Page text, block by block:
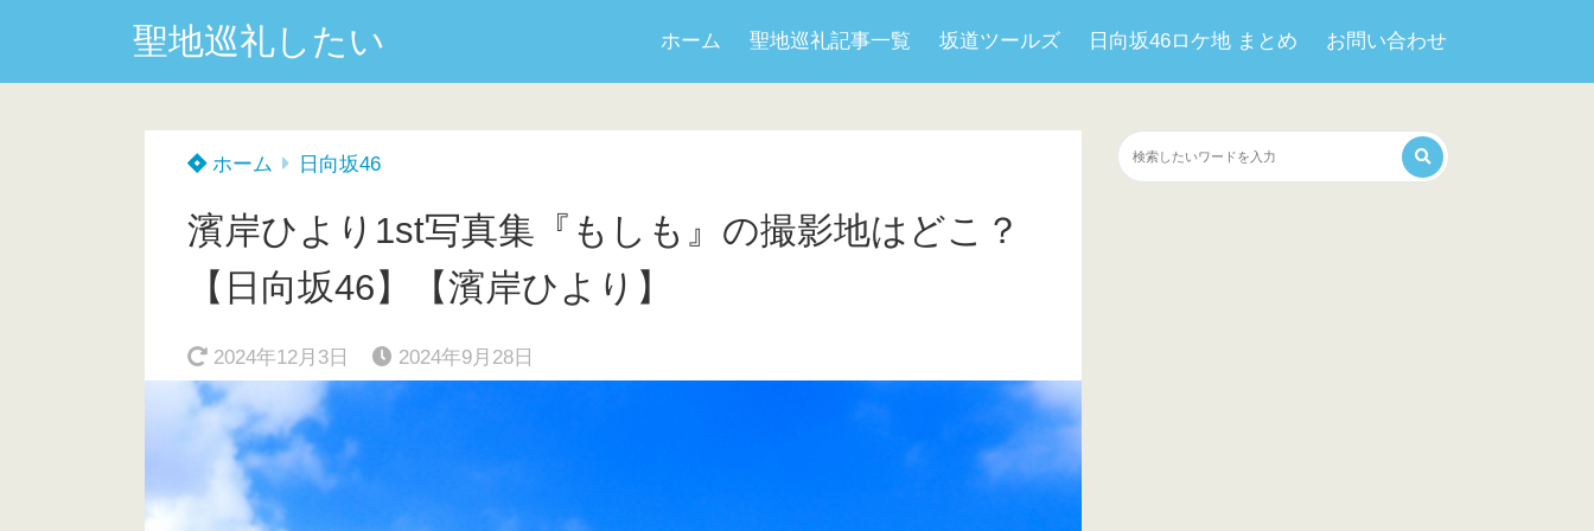
聖地巡礼したい ホーム 聖地巡礼記事一覧 坂道ツールズ 日向坂46ロケ地 まとめ お問い合わせ
ホーム 日向坂46
濱岸ひより1st写真集『もしも』の撮影地はどこ？
【日向坂46】【濱岸ひより】
2024年12月3日 2024年9月28日